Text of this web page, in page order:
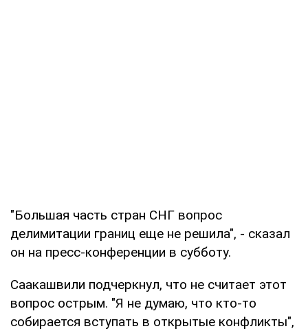
"Большая часть стран СНГ вопрос
делимитации границ еще не решила", - сказал
он на пресс-конференции в субботу.
Саакашвили подчеркнул, что не считает этот
вопрос острым. "Я не думаю, что кто-то
собирается вступать в открытые конфликты",